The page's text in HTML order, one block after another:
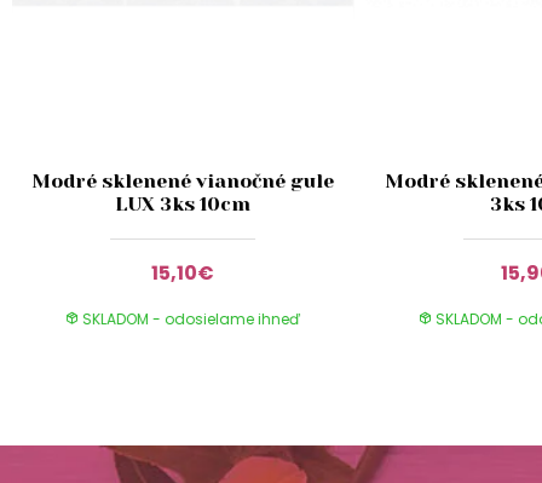
Modré sklenené vianočné gule
LUX 3ks 10cm
15,10€
SKLADOM - odosielame ihneď
Modré
3ks
SKLADOM -